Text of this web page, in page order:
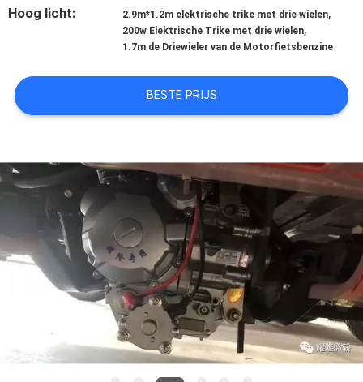
CONTACTEER
NIEUWS
VERZOEK
OM
CITAAT
SITEMAP
PRIVACY
POLICY
Hoog licht:
2.9m*1.2m elektrische trike met drie wielen,
200w Elektrische Trike met drie wielen,
1.7m de Driewieler van de Motorfietsbenzine
BESTE PRIJS